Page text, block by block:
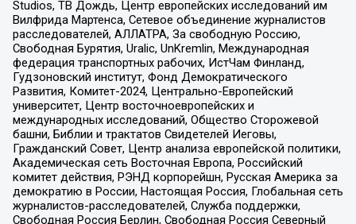
Studios, ТВ Дождь, Центр европейских исследований им
Вилфрида Мартенса, Сетевое объединение журналистов
расследователей, АЛЛАТРА, За свободную Россию,
Свободная Бурятия, Uralic, UnKremlin, Международная
федерация транспортных рабочих, ИстЧам Финланд,
Гудзоновский институт, Фонд Демократического
Развития, Комитет-2024, Центрально-Европейский
университет, Центр восточноевропейских и
международных исследований, Общество Сторожевой
башни, Библии и трактатов Свидетелей Иеговы,
Гражданский Совет, Центр анализа европейской политики,
Академическая сеть Восточная Европа, Российский
комитет действия, РЭНД корпорейшн, Русская Америка за
демократию в России, Настоящая Россия, Глобальная сеть
журналистов-расследователей, Служба поддержки,
Свободная Россия Берлин, Свободная Россия Северный